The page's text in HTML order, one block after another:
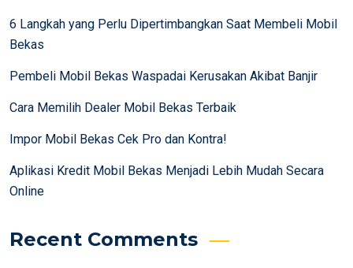
6 Langkah yang Perlu Dipertimbangkan Saat Membeli Mobil
Bekas
Pembeli Mobil Bekas Waspadai Kerusakan Akibat Banjir
Cara Memilih Dealer Mobil Bekas Terbaik
Impor Mobil Bekas Cek Pro dan Kontra!
Aplikasi Kredit Mobil Bekas Menjadi Lebih Mudah Secara
Online
Recent Comments